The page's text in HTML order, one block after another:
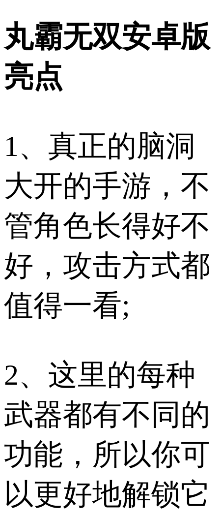
丸霸无双安卓版
亮点
1、真正的脑洞
大开的手游，不
管角色长得好不
好，攻击方式都
值得一看;
2、这里的每种
武器都有不同的
功能，所以你可
以更好地解锁它